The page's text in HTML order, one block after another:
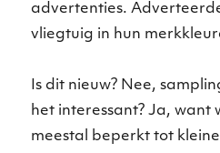
advertenties.
vliegtuig in hun
Is dit nieuw? Nee,
het interessant? Ja, want
meestal beperkt tot